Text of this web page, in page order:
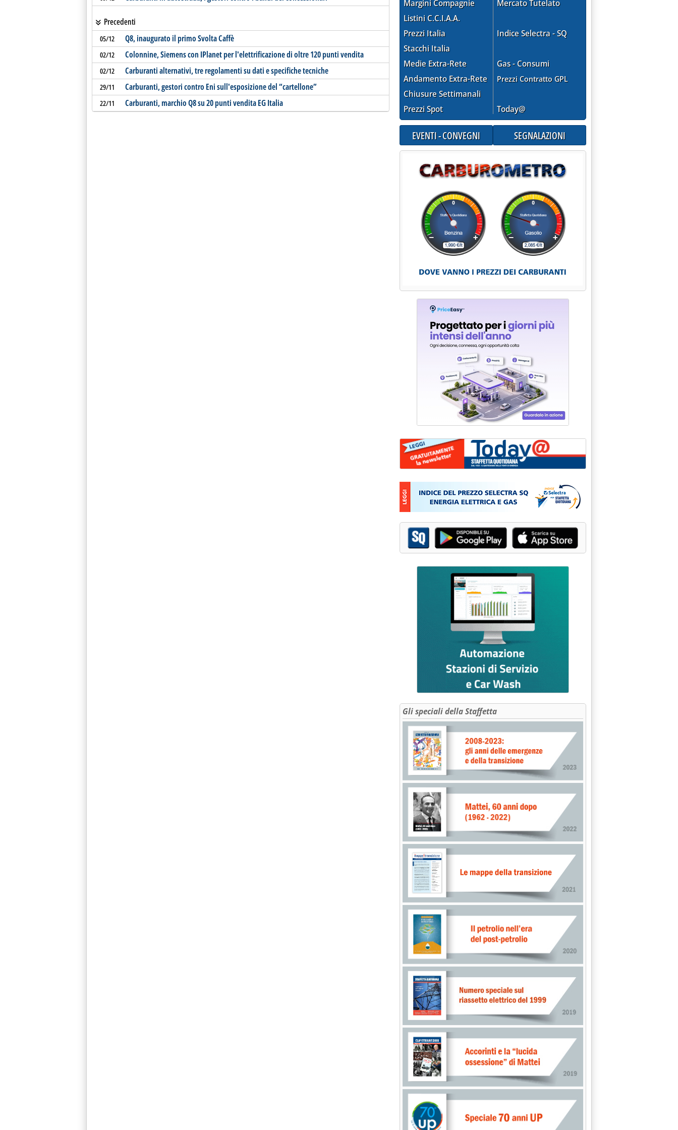
Precedenti
05/12 Q8, inaugurato il primo Svolta Caffè
02/12 Colonnine, Siemens con IPlanet per l'elettrificazione di oltre 120 punti vendita
02/12 Carburanti alternativi, tre regolamenti su dati e specifiche tecniche
29/11 Carburanti, gestori contro Eni sull'esposizione del “cartellone”
22/11 Carburanti, marchio Q8 su 20 punti vendita EG Italia
Margini Compagnie
Listini C.C.I.A.A.
Prezzi Italia
Stacchi Italia
Medie Extra-Rete
Andamento Extra-Rete
Chiusure Settimanali
Prezzi Spot
Mercato Tutelato
Indice Selectra - SQ
Gas - Consumi
Prezzi Contratto GPL
Today@
EVENTI - CONVEGNI SEGNALAZIONI
Gli speciali della Staffetta